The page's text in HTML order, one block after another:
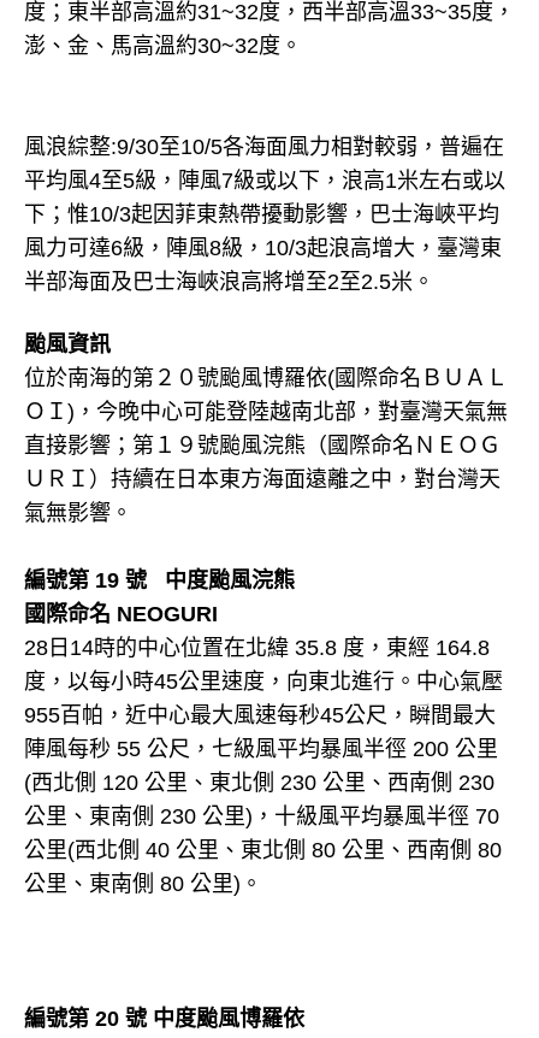
度；東半部高溫約31~32度，西半部高溫33~35度，
澎、金、馬高溫約30~32度。
風浪綜整:9/30至10/5各海面風力相對較弱，普遍在
平均風4至5級，陣風7級或以下，浪高1米左右或以
下；惟10/3起因菲東熱帶擾動影響，巴士海峽平均
風力可達6級，陣風8級，10/3起浪高增大，臺灣東
半部海面及巴士海峽浪高將增至2至2.5米。
颱風資訊
位於南海的第２０號颱風博羅依(國際命名ＢＵＡＬ
ＯＩ)，今晚中心可能登陸越南北部，對臺灣天氣無
直接影響；第１９號颱風浣熊（國際命名ＮＥＯＧ
ＵＲＩ）持續在日本東方海面遠離之中，對台灣天
氣無影響。
編號第 19 號 中度颱風浣熊
國際命名 NEOGURI
28日14時的中心位置在北緯 35.8 度，東經 164.8
度，以每小時45公里速度，向東北進行。中心氣壓
955百帕，近中心最大風速每秒45公尺，瞬間最大
陣風每秒 55 公尺，七級風平均暴風半徑 200 公里
(西北側 120 公里、東北側 230 公里、西南側 230
公里、東南側 230 公里)，十級風平均暴風半徑 70
公里(西北側 40 公里、東北側 80 公里、西南側 80
公里、東南側 80 公里)。
編號第 20 號 中度颱風博羅依